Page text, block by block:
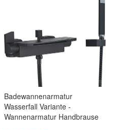
Badewannenarmatur
Wasserfall Variante -
Wannenarmatur Handbrause